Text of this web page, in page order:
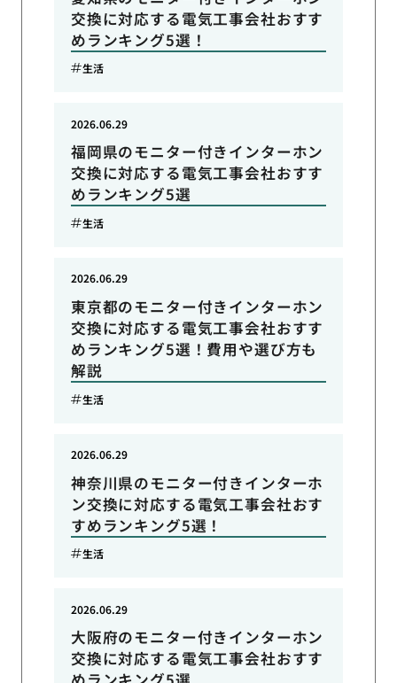
交換に対応する電気工事会社おすす
めランキング5選！
生活
福岡県のモニター付きインターホン
交換に対応する電気工事会社おすす
めランキング5選
2026.06.29
生活
東京都のモニター付きインターホン
交換に対応する電気工事会社おすす
めランキング5選！費用や選び方も
解説
2026.06.29
生活
神奈川県のモニター付きインターホ
ン交換に対応する電気工事会社おす
すめランキング5選！
2026.06.29
生活
大阪府のモニター付きインターホン
交換に対応する電気工事会社おすす
2026.06.29